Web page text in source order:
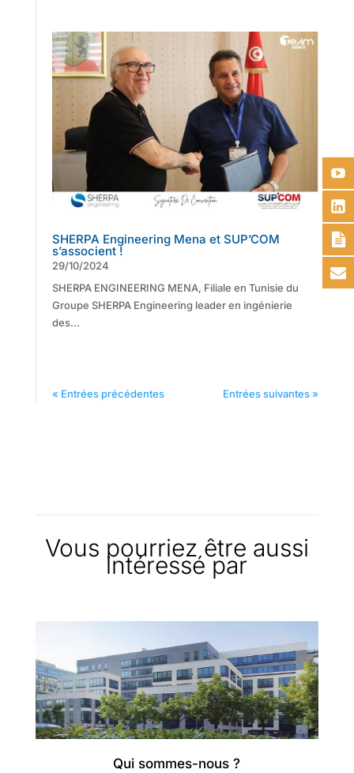
SHERPA Engineering Mena et SUP’COM
s’associent !
29/10/2024
SHERPA ENGINEERING MENA, Filiale en Tunisie du
Groupe SHERPA Engineering leader en ingénierie
des...
« Entrées précédentes Entrées suivantes »
Vous pourriez être aussi
intéressé par
Qui sommes-nous ?